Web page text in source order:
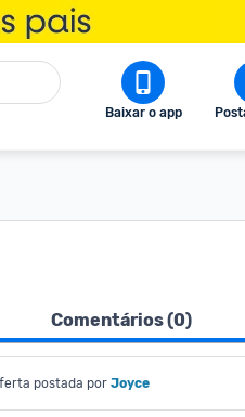
Baixar o app
Comentários (0)
postada por Joyce